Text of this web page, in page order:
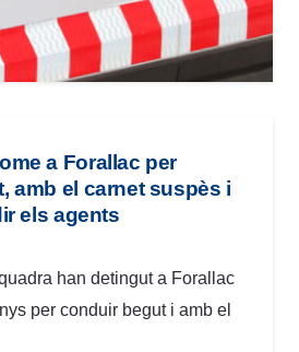
a Forallac per
amb el carnet suspès i
els agents
han detingut a Forallac
per conduir begut i amb el